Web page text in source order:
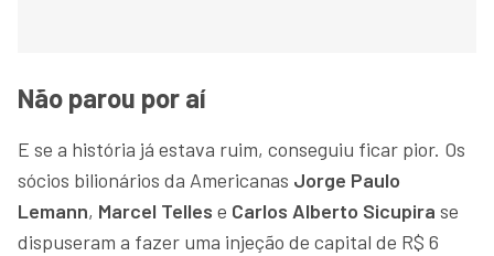
Não parou por aí
E se a história já estava ruim, conseguiu ficar pior. Os
sócios bilionários da Americanas Jorge Paulo
Lemann, Marcel Telles e Carlos Alberto Sicupira se
dispuseram a fazer uma injeção de capital de R$ 6